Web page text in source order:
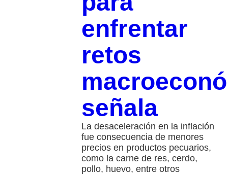
enfrentar
retos
señala
La desaceleración en la inflación
fue consecuencia de menores
precios en productos pecuarios,
como la carne de res, cerdo,
pollo, huevo, entre otros